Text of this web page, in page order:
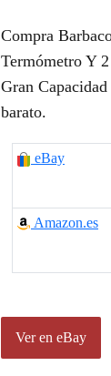
Compra
Termómetro Y
Gran
barato.
eBay
Amazon.es
Ver en eBay